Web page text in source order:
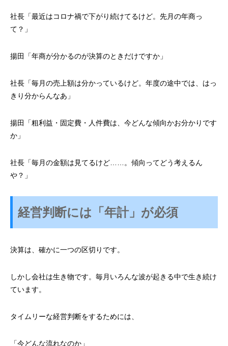
社長「最近はコロナ禍で下がり続けてるけど。 先月の年商っ
て？」
揚田「年商が分かるのが決算のときだけですか」
社長「毎月の売上額は分かっているけど。 年度の途中では、はっ
きり分からんなあ」
揚田「粗利益・固定費・人件費は、今どんな傾向かお分かりです
か」
社長「毎月の金額は見てるけど……。 傾向ってどう考えるん
や？」
経営判断には「年計」が必須
決算は、確かに一つの区切りです。
しかし会社は生き物です。 毎月いろんな波が起きる中で生き続け
ています。
タイムリーな経営判断をするためには、
「今どんな流れなのか」